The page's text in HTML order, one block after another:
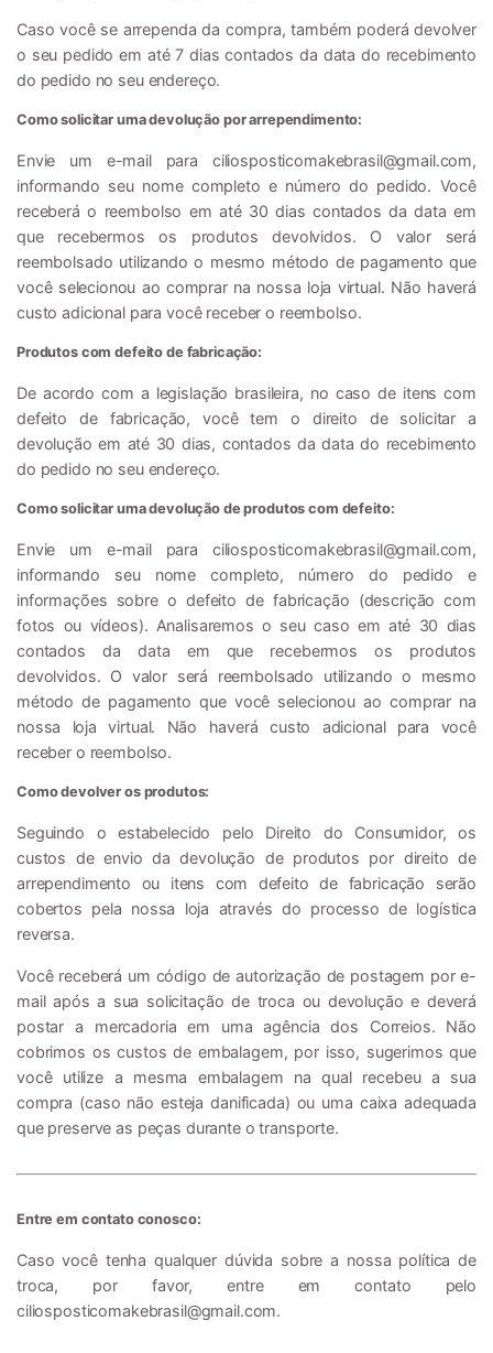
Caso você se arrependa da compra, também poderá devolver
o seu pedido em até 7 dias contados da data do recebimento
do pedido no seu endereço.
Como solicitar uma devolução por arrependimento:
Envie um e-mail para ciliosposticomakebrasil@gmail.com,
informando seu nome completo e número do pedido. Você
receberá o reembolso em até 30 dias contados da data em
que recebermos os produtos devolvidos. O valor será
reembolsado utilizando o mesmo método de pagamento que
você selecionou ao comprar na nossa loja virtual. Não haverá
custo adicional para você receber o reembolso.
Produtos com defeito de fabricação:
De acordo com a legislação brasileira, no caso de itens com
defeito de fabricação, você tem o direito de solicitar a
devolução em até 30 dias, contados da data do recebimento
do pedido no seu endereço.
Como solicitar uma devolução de produtos com defeito:
Envie um e-mail para ciliosposticomakebrasil@gmail.com,
informando seu nome completo, número do pedido e
informações sobre o defeito de fabricação (descrição com
fotos ou vídeos). Analisaremos o seu caso em até 30 dias
contados da data em que recebermos os produtos
devolvidos. O valor será reembolsado utilizando o mesmo
método de pagamento que você selecionou ao comprar na
nossa loja virtual. Não haverá custo adicional para você
receber o reembolso.
Como devolver os produtos:
Seguindo o estabelecido pelo Direito do Consumidor, os
custos de envio da devolução de produtos por direito de
arrependimento ou itens com defeito de fabricação serão
cobertos pela nossa loja através do processo de logística
reversa.
Você receberá um código de autorização de postagem por e-
mail após a sua solicitação de troca ou devolução e deverá
postar a mercadoria em uma agência dos Correios. Não
cobrimos os custos de embalagem, por isso, sugerimos que
você utilize a mesma embalagem na qual recebeu a sua
compra (caso não esteja danificada) ou uma caixa adequada
que preserve as peças durante o transporte.
Entre em contato conosco:
Caso você tenha qualquer dúvida sobre a nossa política de
troca, por favor, entre em contato pelo
ciliosposticomakebrasil@gmail.com.